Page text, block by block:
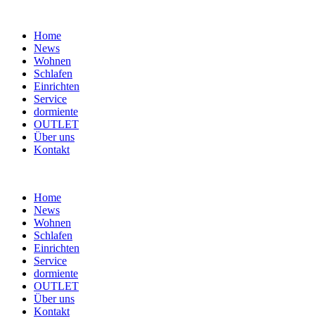
Home
News
Wohnen
Schlafen
Einrichten
Service
dormiente
OUTLET
Über uns
Kontakt
Home
News
Wohnen
Schlafen
Einrichten
Service
dormiente
OUTLET
Über uns
Kontakt